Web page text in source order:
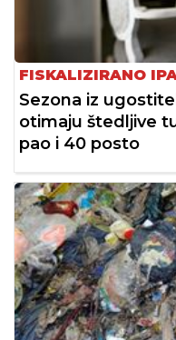
FISKALIZIRANO
Sezona iz
otimaju štedljive
pao i 40 posto